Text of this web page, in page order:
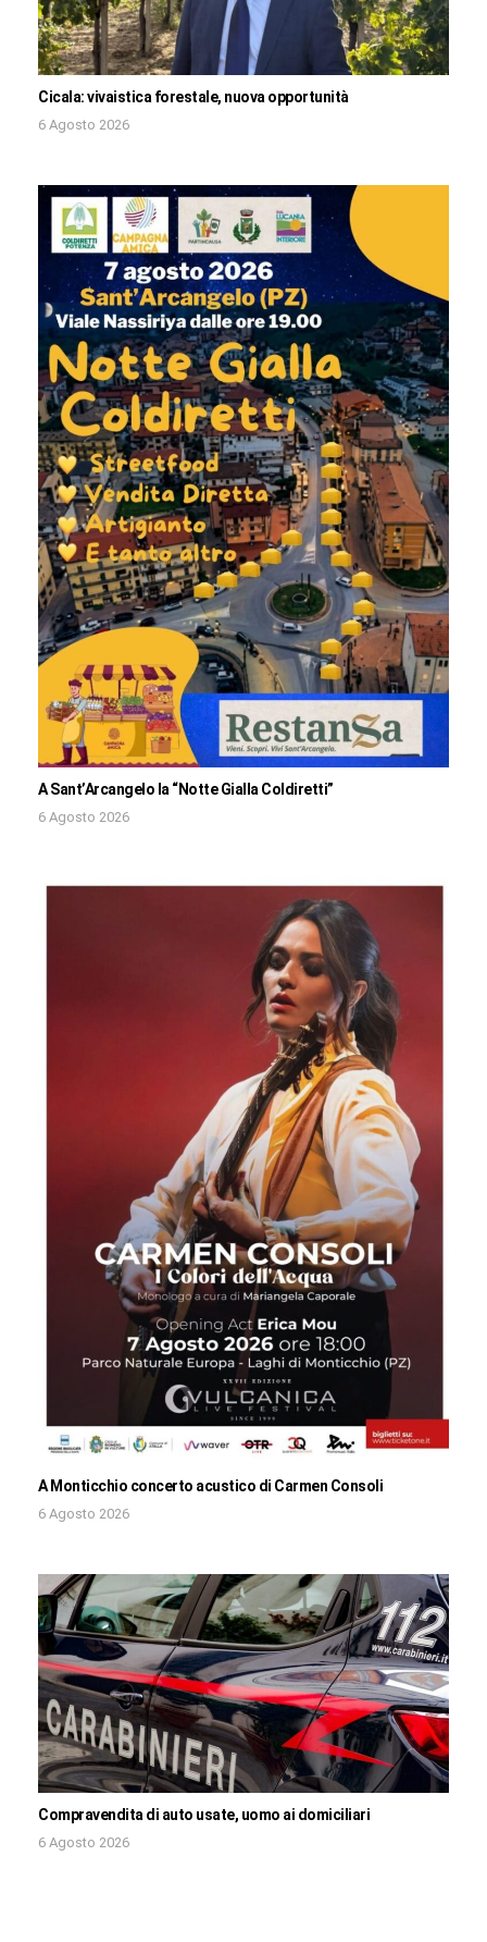
Cicala: vivaistica forestale, nuova opportunità
6 Agosto 2026
A Sant’Arcangelo la “Notte Gialla Coldiretti”
6 Agosto 2026
A Monticchio concerto acustico di Carmen Consoli
6 Agosto 2026
Compravendita di auto usate, uomo ai domiciliari
6 Agosto 2026